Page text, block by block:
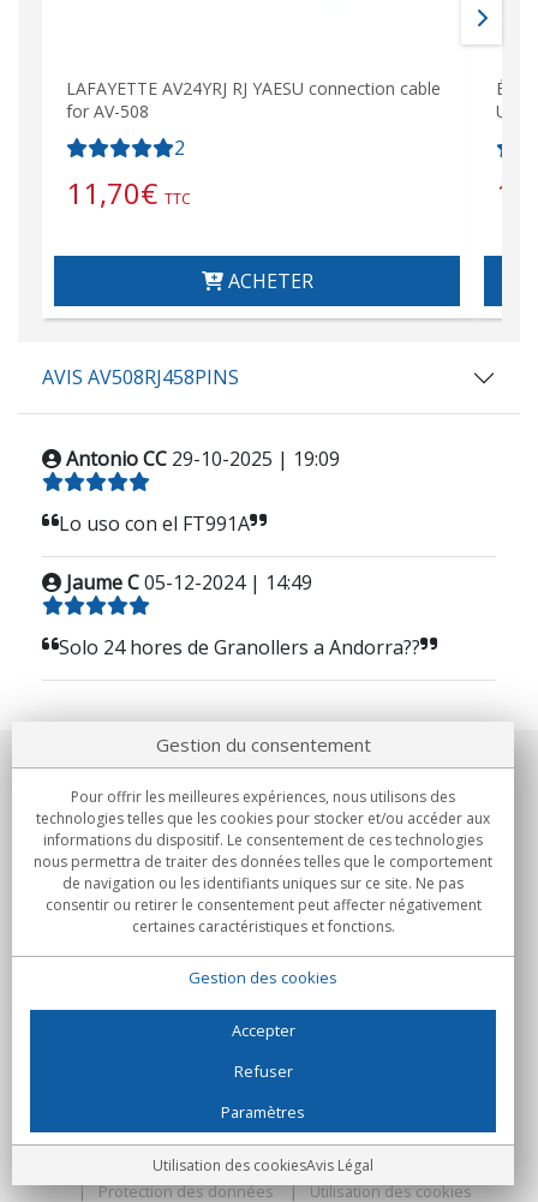
LAFAYETTE AV24YRJ RJ YAESU connection cable
for AV-508
2
11,70€ TTC
ACHETER
UHF
AVIS AV508RJ458PINS
Antonio CC 29-10-2025 | 19:09
Lo uso con el FT991A
Jaume C05-12-2024 | 14:49
Solo 24 hores de Granollers a Andorra??
Notre société
Engagements
Achats
C/Flassaders, 13, Nave 6, 08130 Santa Perpètua de Mogoda
(Barcelone) - Espagne
Folie Numérique - Tous droits réservés
Protection des données
Utilisation des cookies
Gestion du consentement
Pour offrir les meilleures expériences, nous utilisons des
technologies telles que les cookies pour stocker et/ou accéder aux
informations du dispositif. Le consentement de ces technologies
nous permettra de traiter des données telles que le comportement
de navigation ou les identifiants uniques sur ce site. Ne pas
consentir ou retirer le consentement peut affecter négativement
certaines caractéristiques et fonctions.
Gestion des cookies
Accepter
Refuser
Paramètres
Utilisation des cookiesAvis Légal